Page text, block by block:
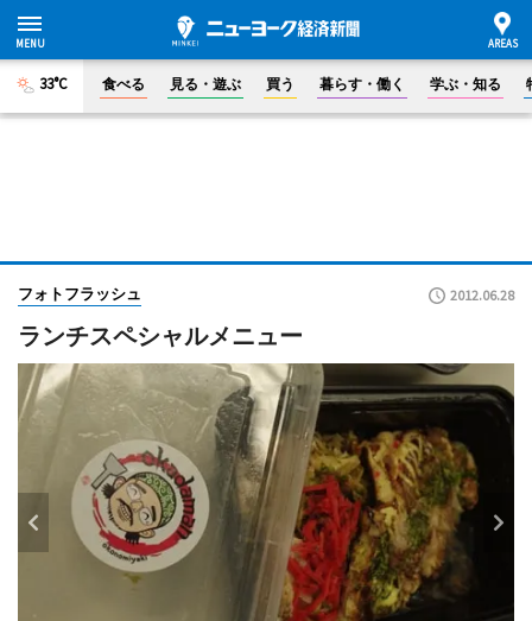
33°C 食べる 見る・遊ぶ 買う 暮らす・働く 学ぶ・知る
フォトフラッシュ 2012.06.28
ランチスペシャルメニュー